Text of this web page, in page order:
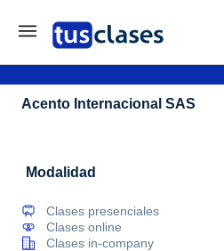
Acento Internacional SAS
Modalidad
Clases presenciales
Clases online
Clases in-company